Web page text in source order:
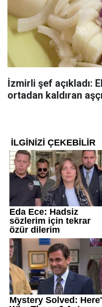
İzmirli şef açıkladı:
ortadan kaldıran